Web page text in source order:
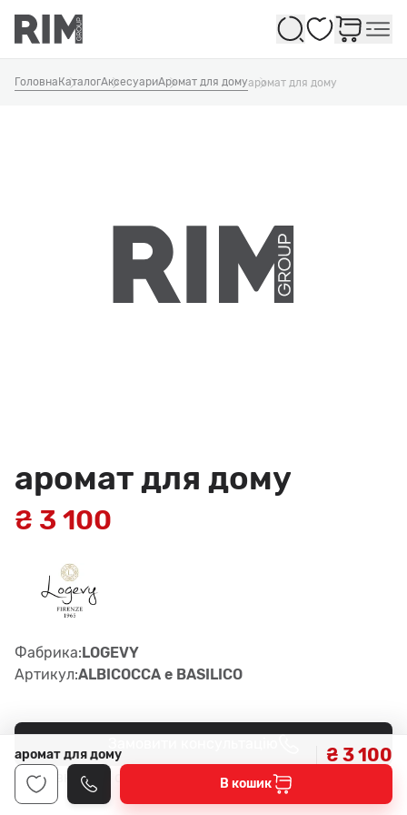
Обране
Головна КаталогАксесуариАромат для домуаромат для дому
аромат для дому
₴ 3 100
Фабрика:LOGEVY
Артикул:ALBICOCCA e BASILICO
Наявність у салонах -
аромат для дому ₴ 3 100
В кошик